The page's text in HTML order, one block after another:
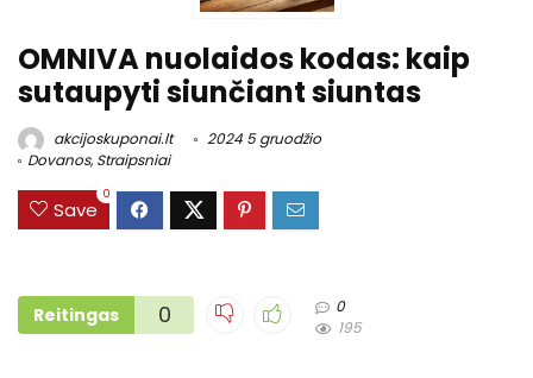
OMNIVA nuolaidos kodas: kaip
sutaupyti siunčiant siuntas
akcijoskuponai.lt
2024 5 gruodžio
Dovanos,Straipsniai
Save
0
Reitingas 0
0
195